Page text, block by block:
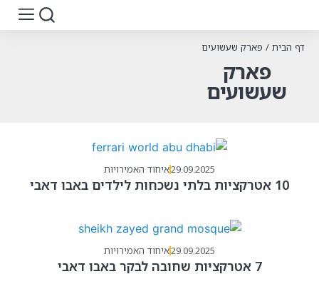
דף הבית / פארק שעשועים
פארק
שעשועים
29.09.2025איחוד האמירויות
10 אטרקציות בלתי נשכחות לילדים באבו דאבי
29.09.2025איחוד האמירויות
7 אטרקציות שחובה לבקר באבו דאבי